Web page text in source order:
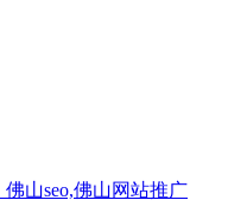
山seo,佛山网站推广